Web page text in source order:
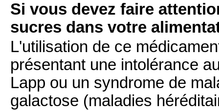
Si vous devez faire
sucres dans votre
L'utilisation de ce
présentant une intolérance
Lapp ou un syndrome de
galactose (maladies